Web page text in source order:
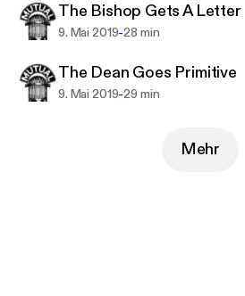
The Bishop Gets A Letter
9. Mai 2019-28 min
The Dean Goes Primitive
9. Mai 2019-29 min
Mehr